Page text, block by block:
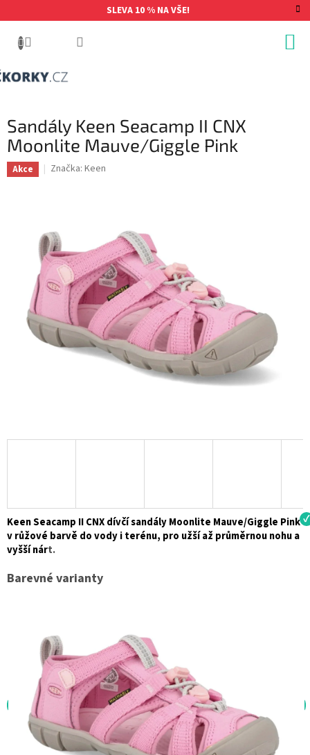
na
SLEVA 10 % NA VŠE!
Sandály Keen Seacamp II CNX
Moonlite Mauve/Giggle Pink
Akce Značka: Keen
Keen Seacamp II CNX dívčí sandály Moonlite Mauve/Giggle Pink
v růžové barvě do vody i terénu, pro užší až průměrnou nohu a
vyšší nárt.
Barevné varianty